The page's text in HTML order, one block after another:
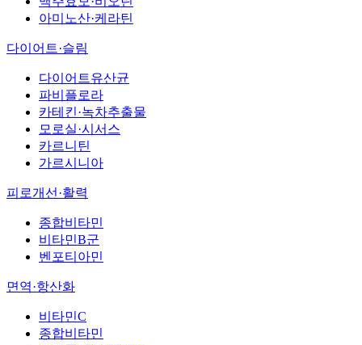
아미노산·케라틴
다이어트·슬림
다이어트유산균
파비플로라
카테킨·녹차추출물
모로실·시서스
카르니틴
가르시니아
피로개선·활력
종합비타민
비타민B군
벤포티아민
면역·항산화
비타민C
종합비타민